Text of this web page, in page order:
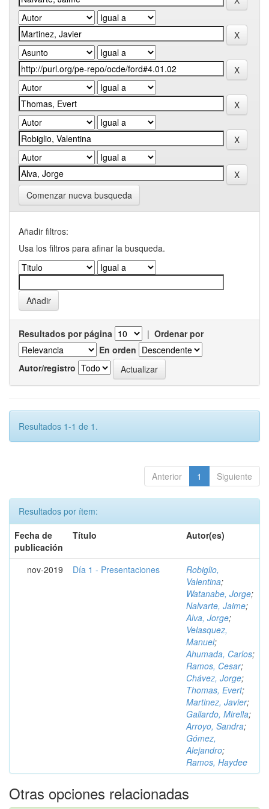
Comenzar nueva busqueda
Añadir filtros:
Usa los filtros para afinar la busqueda.
Resultados por página | Ordenar por
En orden
Autor/registro
Resultados 1-1 de 1.
Anterior 1 Siguiente
Resultados por ítem:
Fecha de
publicación
Título Autor(es)
nov-2019 Día 1 - Presentaciones
Robiglio,
Valentina;
Watanabe, Jorge;
Nalvarte, Jaime;
Alva, Jorge;
Velasquez,
Manuel;
Ahumada, Carlos;
Ramos, Cesar;
Chávez, Jorge;
Thomas, Evert;
Martinez, Javier;
Gallardo, Mirella;
Arroyo, Sandra;
Gómez,
Alejandro;
Ramos, Haydee
Otras opciones relacionadas